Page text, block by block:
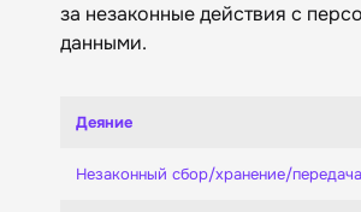
за незаконные действия с
данными.
Деяние
Незаконный сбор/хранение/